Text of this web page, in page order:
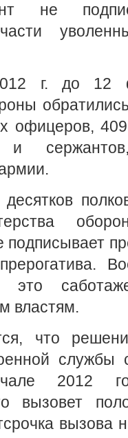
не
г. до 12
офицеров,
и
подписывает
это
властям.
что
2012
вызовет
вызова